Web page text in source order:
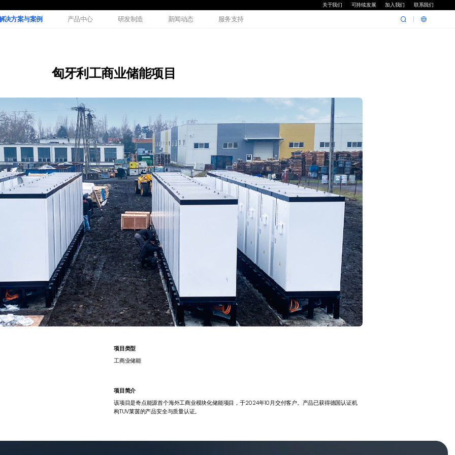
决方案与案例 产品中心 研发制造 新闻动态 服务支持  
关于我们 可持续发展 加入我们 联系我们
匈牙利工商业储能项目
项目类型
工商业储能
项目简介
该项目是奇点能源首个海外工商业模块化储能项目，于2024年10月交付客户。产品已获得德国认证机
构TUV莱茵的产品安全与质量认证。